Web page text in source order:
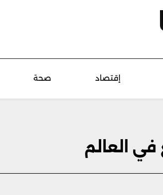
إقتصاد صحة
في العالم